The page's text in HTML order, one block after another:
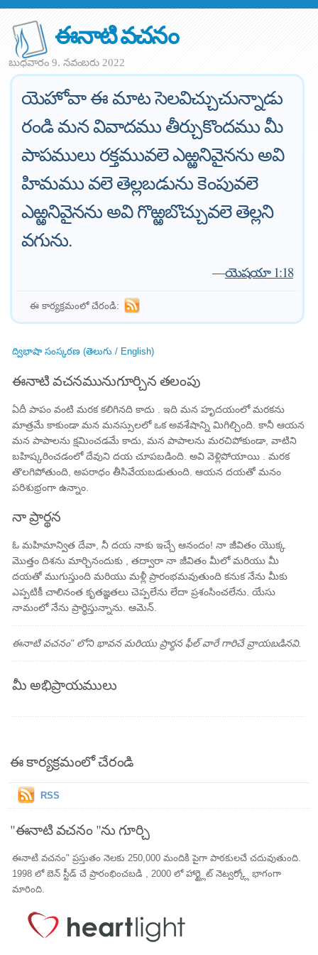
ఈనాటి వచనం
బుధవారం 9. నవంబరు 2022
యెహోవా ఈ మాట సెలవిచ్చుచున్నాడు
రండి మన వివాదము తీర్చుకొందము మీ
పాపములు రక్తమువలె ఎఱ్ఱనివైనను అవి
హిమము వలె తెల్లబడును కెంపువలె
ఎఱ్ఱనివైనను అవి గొఱ్ఱబొచ్చువలె తెల్లని
వగును.
—యెషయా 1:18
ఈ కార్యక్రమంలో చేరండి:
ద్విభాషా సంస్కరణ (తెలుగు / English)
ఈనాటి వచనమునుగూర్చిన తలంపు
ఏదీ పాపం వంటి మరక కలిగినది కాదు . ఇది మన హృదయంలో మరకను
మాత్రమే కాకుండా మన మనస్సులలో ఒక అవశేషాన్ని మిగిల్చింది. కానీ ఆయన
మన పాపాలను క్షమించడమే కాదు, మన పాపాలను మరచిపోకుండా, వాటిని
బహిష్కరించడంలో దేవుని దయ చూపబడింది. అవి వెళ్లిపోయాయి . మరక
తొలగిపోతుంది, అపరాధం తీసివేయబడుతుంది. ఆయన దయతో మనం
పరిశుభ్రంగా ఉన్నాం.
నా ప్రార్థన
ఓ మహిమాన్విత దేవా, నీ దయ నాకు ఇచ్చే ఆనందం! నా జీవితం యొక్క
మొత్తం దిశను మార్చినందుకు , తద్వారా నా జీవితం మీలో మరియు మీ
దయతో ముగుస్తుంది మరియు మళ్లీ ప్రారంభమవుతుంది కనుక నేను మీకు
ఎప్పటికీ చాలినంత కృతజ్ఞతలు చెప్పలేను లేదా ప్రశంసించలేను. యేసు
నామంలో నేను ప్రార్థిస్తున్నాను. ఆమెన్.
ఈనాటి వచనం" లోని భావన మరియు ప్రార్థన ఫీల్ వారే గారిచే వ్రాయబడినవి.
మీ అభిప్రాయములు
ఈ కార్యక్రమంలో చేరండి
RSS
"ఈనాటి వచనం "ను గూర్చి
ఈనాటి వచనం" ప్రస్తుతం నెలకు 250,000 మందికి పైగా పాఠకులచే చదువుతుంది.
1998 లో బెన్ స్టీడ్ చే ప్రారంభించబడి , 2000 లో హార్ట్లైట్ నెట్వర్క్లో భాగంగా
మారింది.